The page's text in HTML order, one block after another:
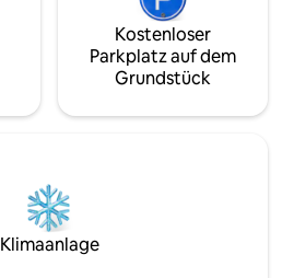
Kostenloser
Parkplatz auf dem
Grundstück
Klimaanlage